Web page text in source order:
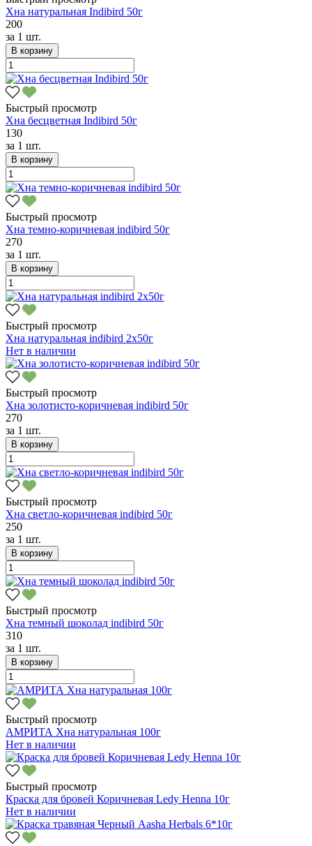
Хна натуральная Indibird 50г
200
за 1 шт.
В корзину
Быстрый просмотр
Хна бесцветная Indibird 50г
130
за 1 шт.
В корзину
Быстрый просмотр
Хна темно-коричневая indibird 50г
270
за 1 шт.
В корзину
Быстрый просмотр
Хна натуральная indibird 2х50г
Нет в наличии
Быстрый просмотр
Хна золотисто-коричневая indibird 50г
270
за 1 шт.
В корзину
Быстрый просмотр
Хна светло-коричневая indibird 50г
250
за 1 шт.
В корзину
Быстрый просмотр
Хна темный шоколад indibird 50г
310
за 1 шт.
В корзину
Быстрый просмотр
АМРИТА Хна натуральная 100г
Нет в наличии
Быстрый просмотр
Краска для бровей Коричневая Ledy Henna 10г
Нет в наличии